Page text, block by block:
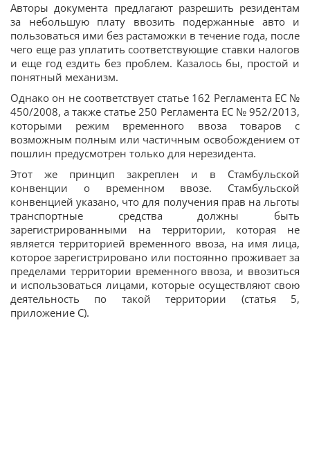
Авторы документа предлагают разрешить резидентам
за небольшую плату ввозить подержанные авто и
пользоваться ими без растаможки в течение года, после
чего еще раз уплатить соответствующие ставки налогов
и еще год ездить без проблем. Казалось бы, простой и
понятный механизм.
Однако он не соответствует статье 162 Регламента ЕС №
450/2008, а также статье 250 Регламента ЕС № 952/2013,
которыми режим временного ввоза товаров с
возможным полным или частичным освобождением от
пошлин предусмотрен только для нерезидента.
Этот же принцип закреплен и в Стамбульской
конвенции о временном ввозе. Стамбульской
конвенцией указано, что для получения прав на льготы
транспортные средства должны быть
зарегистрированными на территории, которая не
является территорией временного ввоза, на имя лица,
которое зарегистрировано или постоянно проживает за
пределами территории временного ввоза, и ввозиться
и использоваться лицами, которые осуществляют свою
деятельность по такой территории (статья 5,
приложение С).